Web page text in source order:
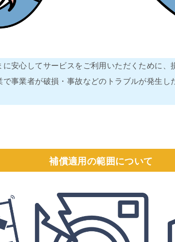
安心してサービスをご利用いただくために、
で事業者が破損・事故などのトラブルが発生し
補償適用の範囲について